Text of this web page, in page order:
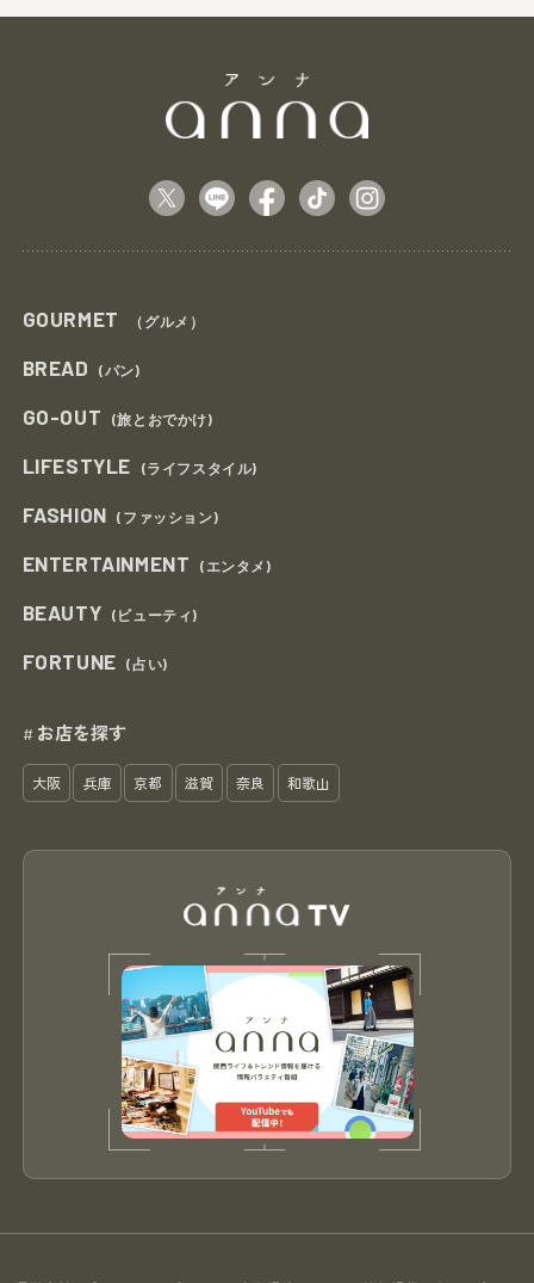
GOURMET （グルメ）
BREAD (パン)
GO-OUT (旅とおでかけ)
LIFESTYLE (ライフスタイル)
FASHION (ファッション)
ENTERTAINMENT (エンタメ)
BEAUTY (ビューティ)
FORTUNE (占い)
# お店を探す
大阪 兵庫 京都 滋賀 奈良 和歌山